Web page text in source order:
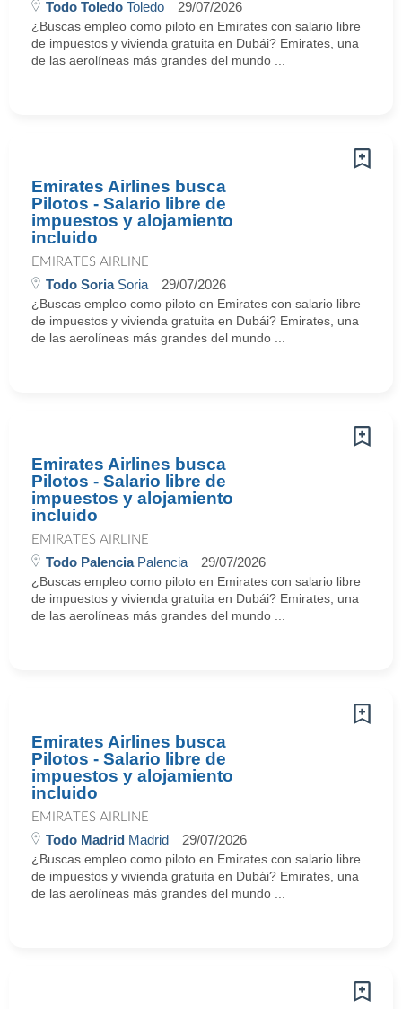
Todo Toledo Toledo 29/07/2026
¿Buscas empleo como piloto en Emirates con salario libre
de impuestos y vivienda gratuita en Dubái? Emirates, una
de las aerolíneas más grandes del mundo ...
Emirates Airlines busca
Pilotos - Salario libre de
impuestos y alojamiento
incluido
EMIRATES AIRLINE
Todo SoriaSoria 29/07/2026
¿Buscas empleo como piloto en Emirates con salario libre
de impuestos y vivienda gratuita en Dubái? Emirates, una
de las aerolíneas más grandes del mundo ...
Emirates Airlines busca
Pilotos - Salario libre de
impuestos y alojamiento
incluido
EMIRATES AIRLINE
Todo PalenciaPalencia 29/07/2026
¿Buscas empleo como piloto en Emirates con salario libre
de impuestos y vivienda gratuita en Dubái? Emirates, una
de las aerolíneas más grandes del mundo ...
Emirates Airlines busca
Pilotos - Salario libre de
impuestos y alojamiento
incluido
EMIRATES AIRLINE
Todo Madrid Madrid 29/07/2026
¿Buscas empleo como piloto en Emirates con salario libre
de impuestos y vivienda gratuita en Dubái? Emirates, una
de las aerolíneas más grandes del mundo ...